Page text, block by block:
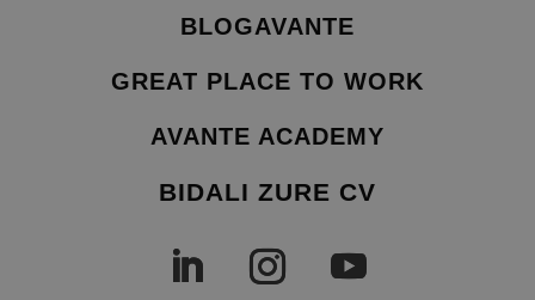
BLOGAVANTE
GREAT PLACE TO WORK
AVANTE ACADEMY
BIDALI ZURE CV